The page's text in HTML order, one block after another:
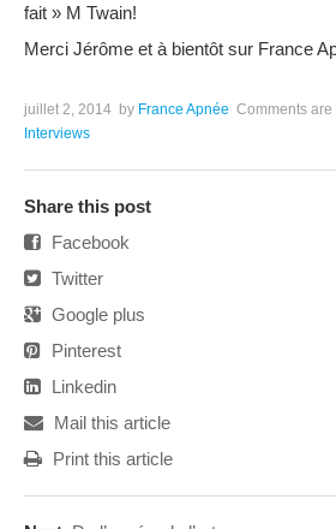
fait » M Twain!
Merci Jérôme et à bientôt sur France
juillet 2, 2014 by France Apnée Comments are
Interviews
Share this post
Facebook
Twitter
Google plus
Pinterest
Linkedin
Mail this article
Print this article